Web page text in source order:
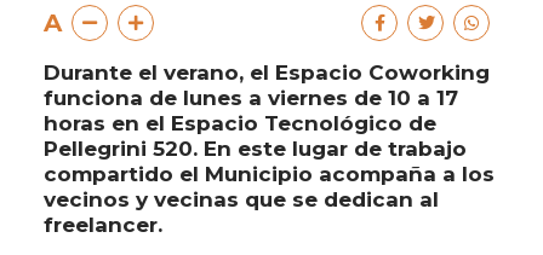
A
Durante el verano, el Espacio Coworking
funciona de lunes a viernes de 10 a 17
horas en el Espacio Tecnológico de
Pellegrini 520. En este lugar de trabajo
compartido el Municipio acompaña a los
vecinos y vecinas que se dedican al
freelancer.